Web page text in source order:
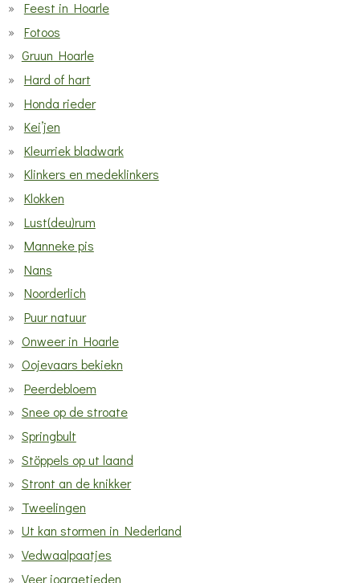
Feest in Hoarle
Fotoos
Gruun Hoarle
Hard of hart
Honda rieder
Kei’jen
Kleurriek bladwark
Klinkers en medeklinkers
Klokken
Lust(deu)rum
Manneke pis
Nans
Noorderlich
Puur natuur
Onweer in Hoarle
Oojevaars bekiekn
Peerdebloem
Snee op de stroate
Springbult
Stöppels op ut laand
Stront an de knikker
Tweelingen
Ut kan stormen in Nederland
Vedwaalpaatjes
Veer joargetieden